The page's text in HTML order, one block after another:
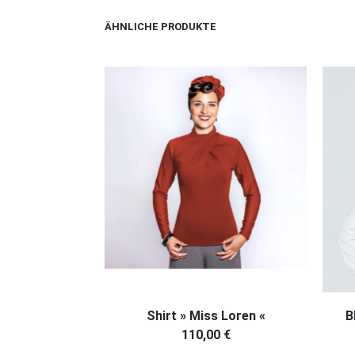
ÄHNLICHE PRODUKTE
AUSFÜHRUNG WÄHLEN
Shirt » Miss Loren «
110,00 €